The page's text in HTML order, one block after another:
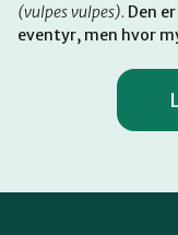
(vulpes vulpes). Den
eventyr, men hvor